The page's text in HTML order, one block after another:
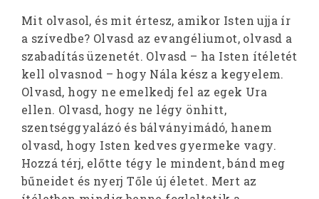
Mit olvasol, és mit értesz, amikor Isten ujja ír
a szívedbe? Olvasd az evangéliumot, olvasd a
szabadítás üzenetét. Olvasd – ha Isten ítéletét
kell olvasnod – hogy Nála kész a kegyelem.
Olvasd, hogy ne emelkedj fel az egek Ura
ellen. Olvasd, hogy ne légy önhitt,
szentséggyalázó és bálványimádó, hanem
olvasd, hogy Isten kedves gyermeke vagy.
Hozzá térj, előtte tégy le mindent, bánd meg
bűneidet és nyerj Tőle új életet. Mert az